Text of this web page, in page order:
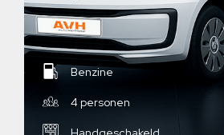
Benzine
4 personen